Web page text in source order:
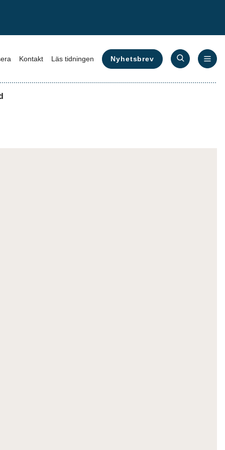
Kontakt Läs tidningen Nyhetsbrev